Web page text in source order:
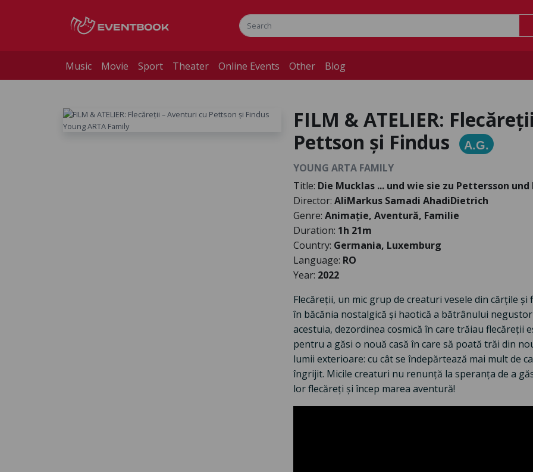
Music Movie Sport Theater Online Events Other Blog
FILM & ATELIER:
Pettson și Findus
A.G.
YOUNG ARTA FAMILY
Title: Die Mucklas ... und wie sie zu Pettersson und
Director: AliMarkus Samadi AhadiDietrich
Genre: Animație, Aventură, Familie
Duration: 1h 21m
Country: Germania, Luxemburg
Language: RO
Year: 2022
Flecăreții, un mic grup de creaturi vesele din cărțile
în băcănia nostalgică și haotică a bătrânului
acestuia, dezordinea cosmică în care trăiau flecăreții
pentru a găsi o nouă casă în care să poată trăi din
lumii exterioare: cu cât se îndepărtează mai mult de
îngrijit. Micile creaturi nu renunță la speranța de a
lor flecăreți și încep marea aventură!